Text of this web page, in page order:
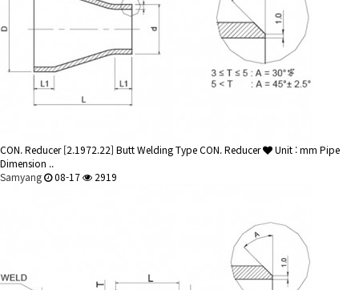
CON. Reducer [2.1972.22] Butt Welding Type CON. Reducer
Unit : mm Pipe
Dimension ..
Samyang
08-17 2919